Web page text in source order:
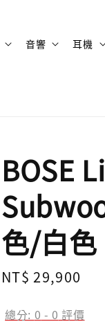
音響 耳機
BOSE
色/白色
Regular
NT$ 29,900
總分: 0 - 0 評價